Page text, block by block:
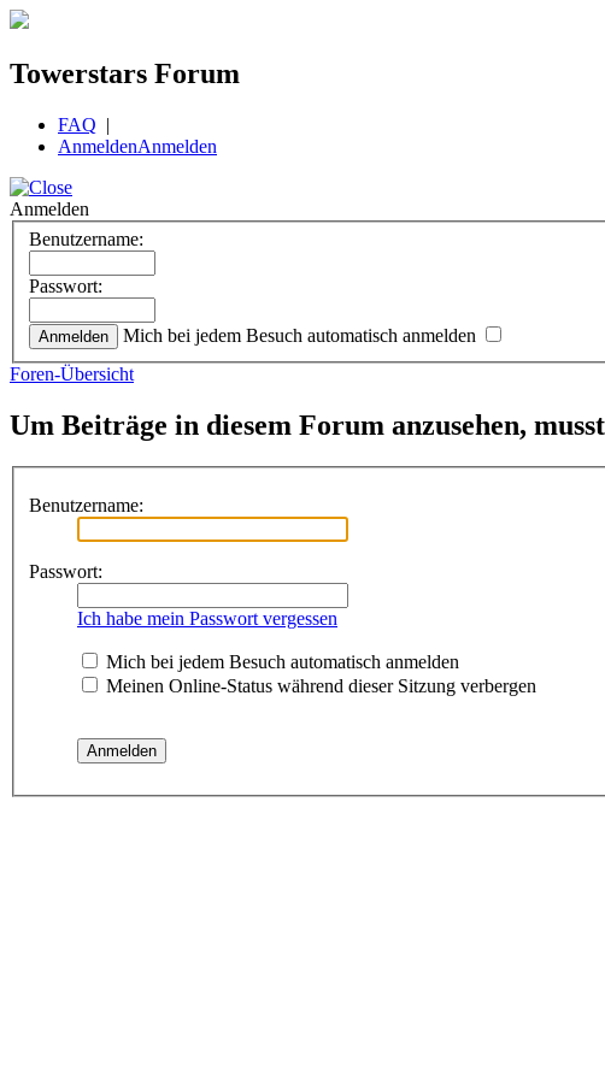
Towerstars Forum
FAQ |
AnmeldenAnmelden
Anmelden
Benutzername:
Passwort:
Mich bei jedem Besuch automatisch anmelden
Foren-Übersicht
Um Beiträge in diesem Forum anzusehen,
Benutzername:
Passwort:
Ich habe mein Passwort vergessen
Mich bei jedem Besuch automatisch anmelden
Meinen Online-Status während dieser Sitzung verbergen